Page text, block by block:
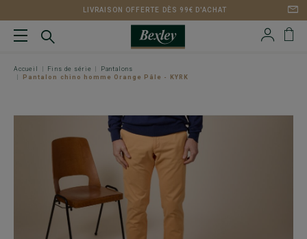
LIVRAISON OFFERTE DÈS 99€ D'ACHAT
Accueil Fins de série
Pantalons
Pantalon chino homme Orange Pâle - KYRK